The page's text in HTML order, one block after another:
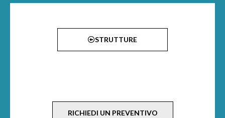
RICHIEDI UN PREVENTIVO
STRUTTURE